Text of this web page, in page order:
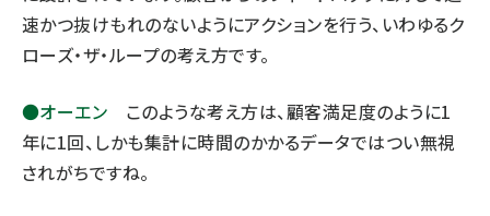
速かつ抜けもれのないようにアクションを行う、いわゆるク
ローズ・ザ・ループの考え方です。
●オーエン このような考え方は、顧客満足度のように1
年に1回、しかも集計に時間のかかるデータではつい無視
されがちですね。